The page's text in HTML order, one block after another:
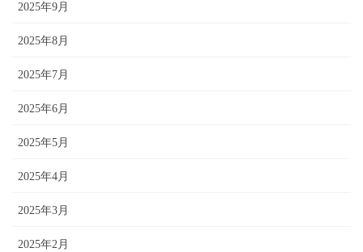
2025年9月
2025年8月
2025年7月
2025年6月
2025年5月
2025年4月
2025年3月
2025年2月